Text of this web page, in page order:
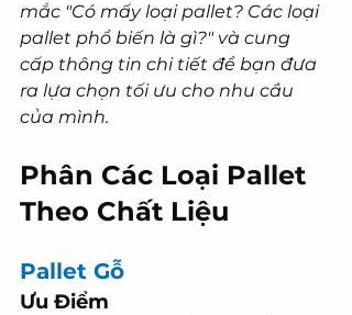
mắc "Có mấy loại pallet? Các loại
pallet phổ biến là gì?" và cung
cấp thông tin chi tiết để bạn đưa
ra lựa chọn tối ưu cho nhu cầu
của mình.
Phân Các Loại Pallet
Theo Chất Liệu
Pallet Gỗ
Ưu Điểm